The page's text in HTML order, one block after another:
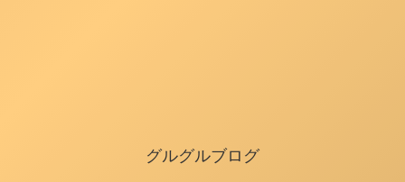
グルグルブログ